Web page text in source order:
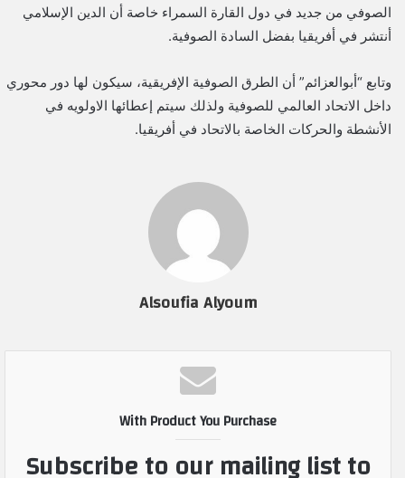
الصوفي من جديد في دول القارة السمراء خاصة أن الدين الإسلامي
أنتشر في أفريقيا بفضل السادة الصوفية.
وتابع “أبوالعزائم” أن الطرق الصوفية الإفريقية، سيكون لها دور محوري
داخل الاتحاد العالمي للصوفية ولذلك سيتم إعطائها الاولويه في
الأنشطة والحركات الخاصة بالاتحاد في أفريقيا.
Alsoufia Alyoum
With Product You Purchase
Subscribe to our mailing list to